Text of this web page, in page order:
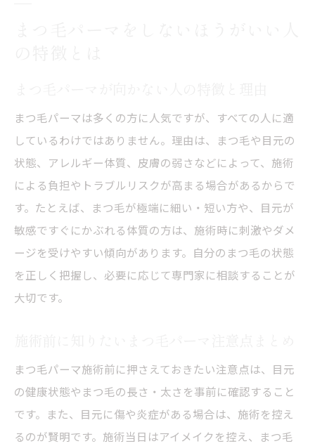
まつ毛パーマは多くの方に人気ですが、すべての人に適
しているわけではありません。理由は、まつ毛や目元の
状態、アレルギー体質、皮膚の弱さなどによって、施術
による負担やトラブルリスクが高まる場合があるからで
す。たとえば、まつ毛が極端に細い・短い方や、目元が
敏感ですぐにかぶれる体質の方は、施術時に刺激やダメ
ージを受けやすい傾向があります。自分のまつ毛の状態
を正しく把握し、必要に応じて専門家に相談することが
大切です。
まつ毛パーマ施術前に押さえておきたい注意点は、目元
の健康状態やまつ毛の長さ・太さを事前に確認すること
です。また、目元に傷や炎症がある場合は、施術を控え
るのが賢明です。施術当日はアイメイクを控え、まつ毛